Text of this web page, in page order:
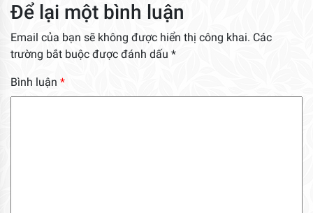
Để lại một bình luận
Email của bạn sẽ không được hiển thị công khai. Các
trường bắt buộc được đánh dấu *
Bình luận *